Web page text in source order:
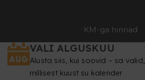
KM-ga hinnad
VALI ALGUSKUU
Alusta siis, kui soovid – sa valid,
millisest kuust su kalender